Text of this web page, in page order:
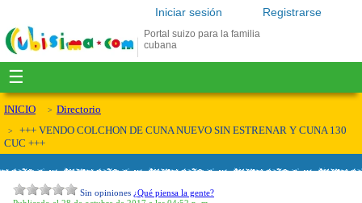
Registrarse
Iniciar sesión
Portal suizo para la familia
cubana
☰
INICIO
Directorio
+++ VENDO COLCHON DE CUNA NUEVO SIN ESTRENAR Y CUNA 130
CUC +++
Sin opiniones ¿Qué piensa la gente?